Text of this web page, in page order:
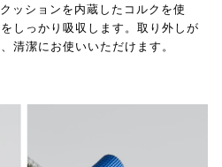
ッションを内蔵したコルクを使
しっかり吸収します。取り外しが
清潔にお使いいただけます。